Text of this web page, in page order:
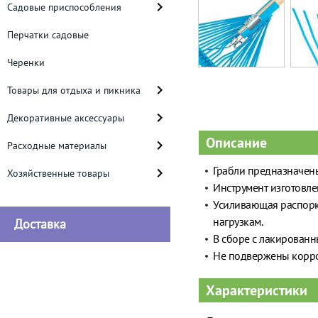
Садовые приспособления
Перчатки садовые
Черенки
Товары для отдыха и пикника
Декоративные аксессуары
Расходные материалы
Хозяйственные товары
Доставка
Описание
Грабли
Инструмент
Усиливающая
нагрузкам.
В сборе с
Не подвержены
Характеристики